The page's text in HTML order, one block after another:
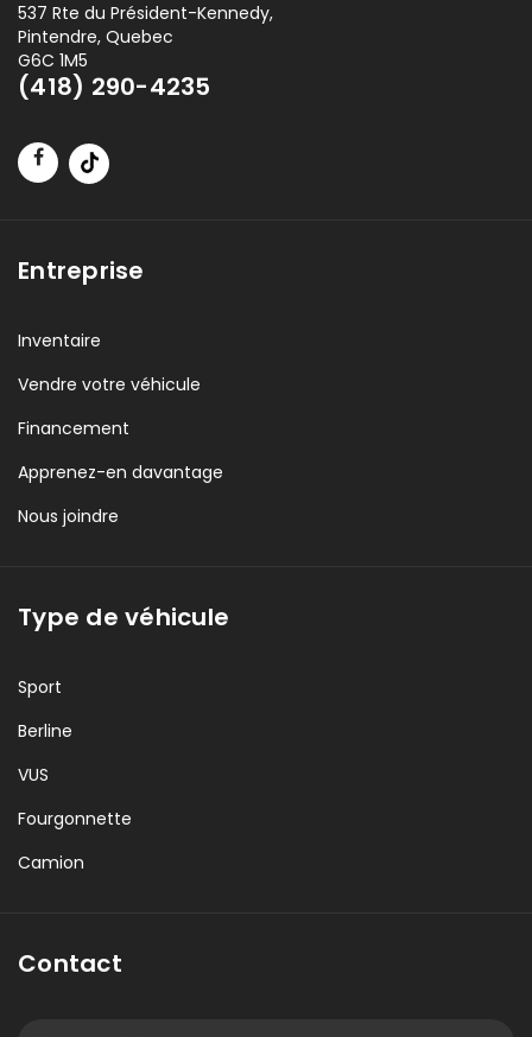
537 Rte du Président-Kennedy,
Pintendre, Quebec
G6C 1M5
(418) 290-4235
Entreprise
Inventaire
Vendre votre véhicule
Financement
Apprenez-en davantage
Nous joindre
Type de véhicule
Sport
Berline
VUS
Fourgonnette
Camion
Contact